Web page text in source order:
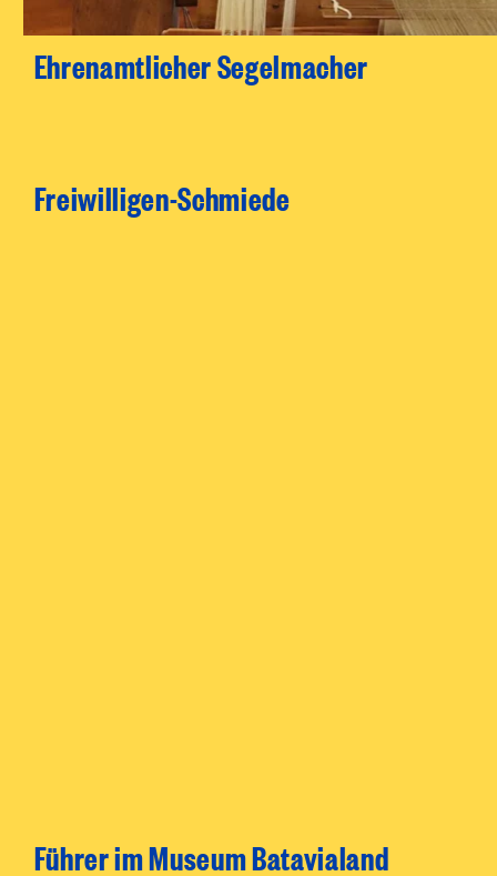
Ehrenamtlicher Segelmacher
Freiwilligen-Schmiede
Führer im Museum Batavialand